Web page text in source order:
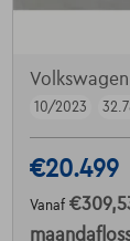
10/2023
€20.499
Vanaf